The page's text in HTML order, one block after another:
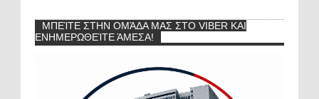
ΜΠΕΊΤΕ ΣΤΗΝ ΟΜΆΔΑ ΜΑΣ ΣΤΟ VIBER ΚΑΙ
ΕΝΗΜΕΡΩΘΕΊΤΕ ΆΜΕΣΑ!